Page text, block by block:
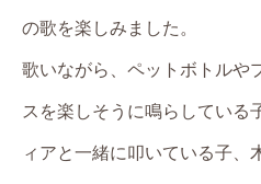
の歌を楽しみました。
歌いながら、ペットボトルや
スを楽しそうに鳴らしている
ィアと一緒に叩いている子、